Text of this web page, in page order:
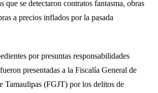
que se detectaron contratos fantasma, obras
a precios inflados por la pasada
por presuntas responsabilidades
presentadas a la Fiscalía General de
Tamaulipas (FGJT) por los delitos de